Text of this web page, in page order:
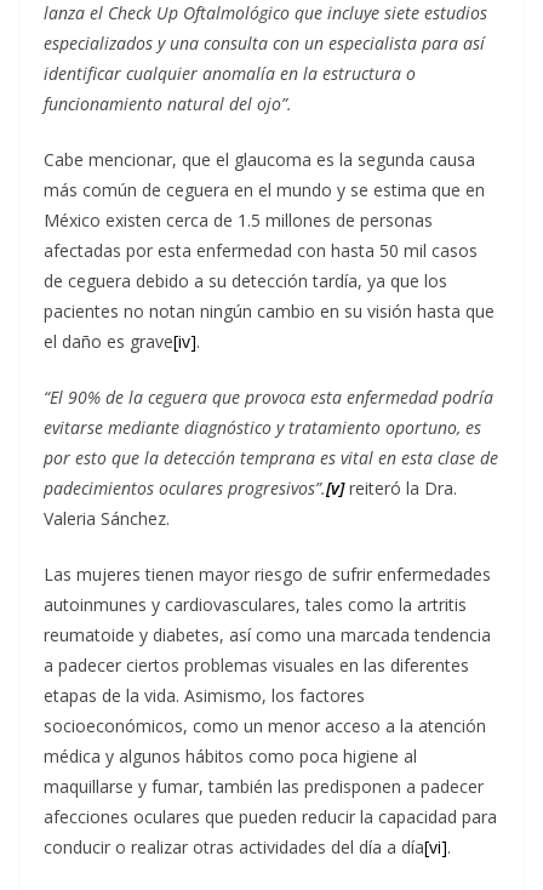
lanza el Check Up Oftalmológico que incluye siete estudios
especializados y una consulta con un especialista para así
identificar cualquier anomalía en la estructura o
funcionamiento natural del ojo”.
Cabe mencionar, que el glaucoma es la segunda causa
más común de ceguera en el mundo y se estima que en
México existen cerca de 1.5 millones de personas
afectadas por esta enfermedad con hasta 50 mil casos
de ceguera debido a su detección tardía, ya que los
pacientes no notan ningún cambio en su visión hasta que
el daño es grave[iv].
“El 90% de la ceguera que provoca esta enfermedad podría
evitarse mediante diagnóstico y tratamiento oportuno, es
por esto que la detección temprana es vital en esta clase de
padecimientos oculares progresivos”.[v] reiteró la Dra.
Valeria Sánchez.
Las mujeres tienen mayor riesgo de sufrir enfermedades
autoinmunes y cardiovasculares, tales como la artritis
reumatoide y diabetes, así como una marcada tendencia
a padecer ciertos problemas visuales en las diferentes
etapas de la vida. Asimismo, los factores
socioeconómicos, como un menor acceso a la atención
médica y algunos hábitos como poca higiene al
maquillarse y fumar, también las predisponen a padecer
afecciones oculares que pueden reducir la capacidad para
conducir o realizar otras actividades del día a día[vi].